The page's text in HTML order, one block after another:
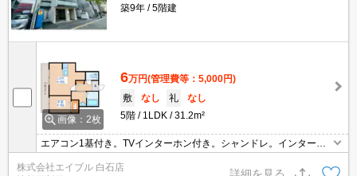
築9年
5階建
画像：2枚
6万円(管理費等：5,000円)
敷
なし 礼
なし
5階
1LDK 31.2m²
エアコン1基付き。TVインターホン付き。シャンドレ。インターネ
ット使用料無料!。宅配ボックスあり。灯油FF。エレベーターあり。
要火災保険。初期費用カード払い可。仲介手数料家賃の0.55ヵ月
株式会社エイブル 白石店
詳細を見る